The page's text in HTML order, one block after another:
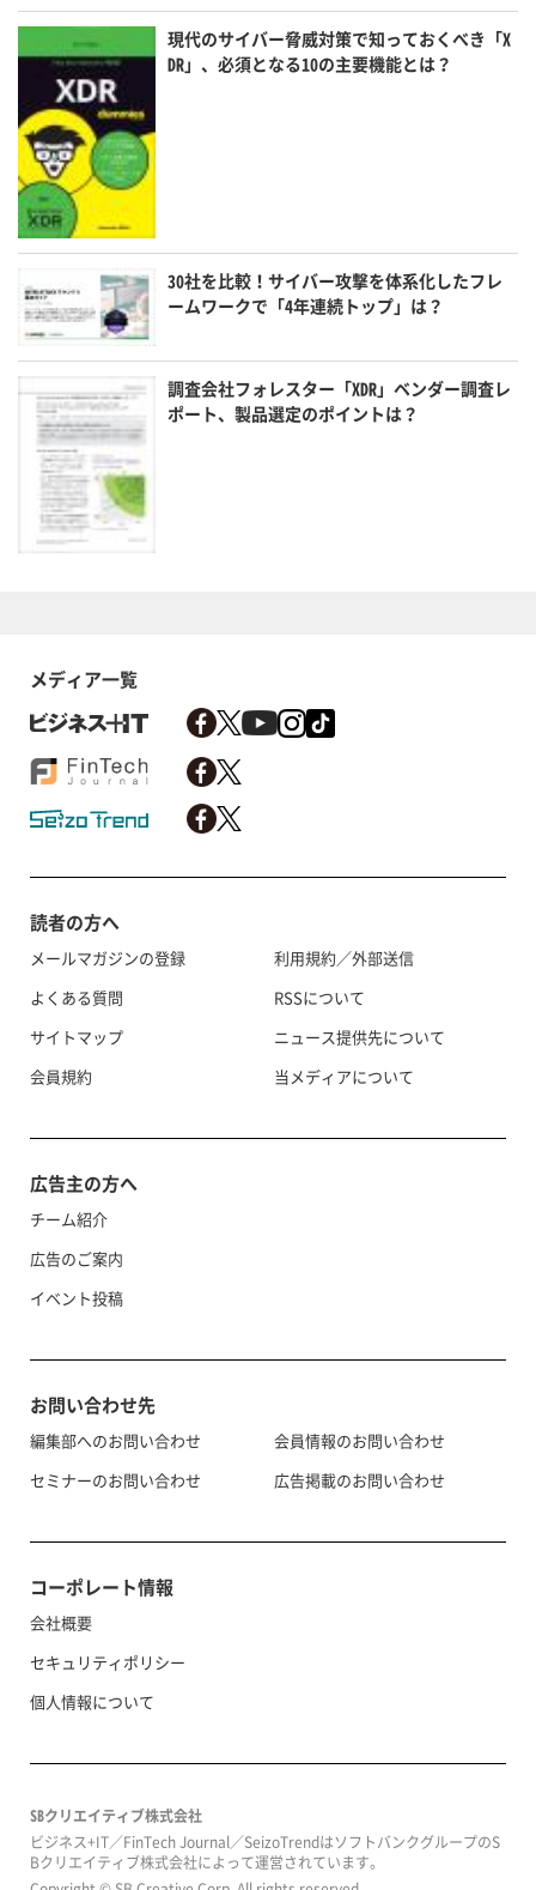
現代のサイバー脅威対策で知っておくべき「X
DR」、必須となる10の主要機能とは？
30社を比較！サイバー攻撃を体系化したフレ
ームワークで「4年連続トップ」は？
調査会社フォレスター「XDR」ベンダー調査レ
ポート、製品選定のポイントは？
メディア一覧
読者の方へ
メールマガジンの登録
よくある質問
サイトマップ
会員規約
利用規約／外部送信
RSSについて
ニュース提供先について
当メディアについて
広告主の方へ
チーム紹介
広告のご案内
イベント投稿
お問い合わせ先
編集部へのお問い合わせ
セミナーのお問い合わせ
会員情報のお問い合わせ
広告掲載のお問い合わせ
コーポレート情報
会社概要
セキュリティポリシー
個人情報について
SBクリエイティブ株式会社
ビジネス+IT／FinTech Journal／SeizoTrendはソフトバンクグループのS
Bクリエイティブ株式会社によって運営されています。